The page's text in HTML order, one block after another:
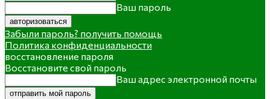
Ваш пароль
Забыли пароль? получить помощь
Политика конфиденциальности
восстановление пароля
Восстановите свой пароль
Ваш адрес электронной почты